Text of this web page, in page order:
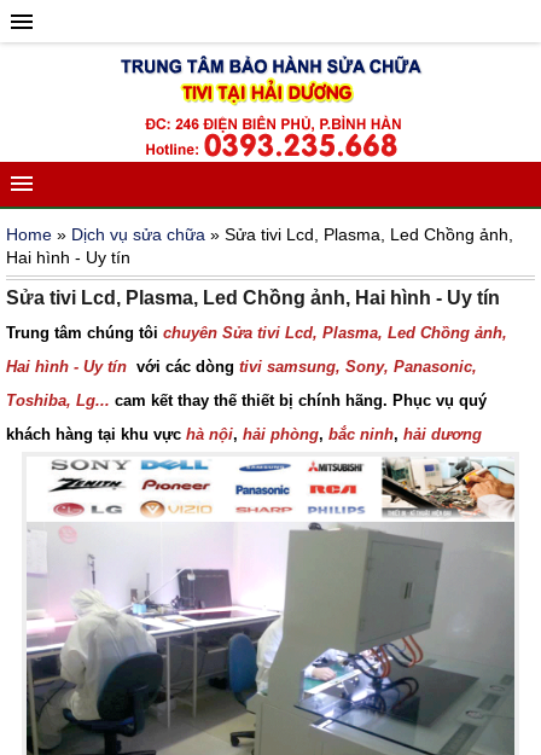
Home » Dịch vụ sửa chữa » Sửa tivi Lcd, Plasma, Led Chồng ảnh,
Hai hình - Uy tín
Sửa tivi Lcd, Plasma, Led Chồng ảnh, Hai hình - Uy tín
Trung tâm chúng tôi chuyên Sửa tivi Lcd, Plasma, Led Chồng ảnh,
Hai hình - Uy tín với các dòng tivi samsung, Sony, Panasonic,
Toshiba, Lg... cam kết thay thế thiết bị chính hãng. Phục vụ quý
khách hàng tại khu vực hà nội, hải phòng, bắc ninh, hải dương